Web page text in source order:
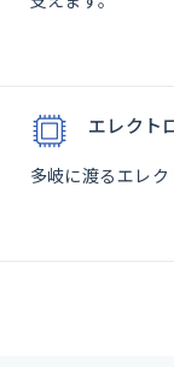
エレクト
多岐に渡るエレク